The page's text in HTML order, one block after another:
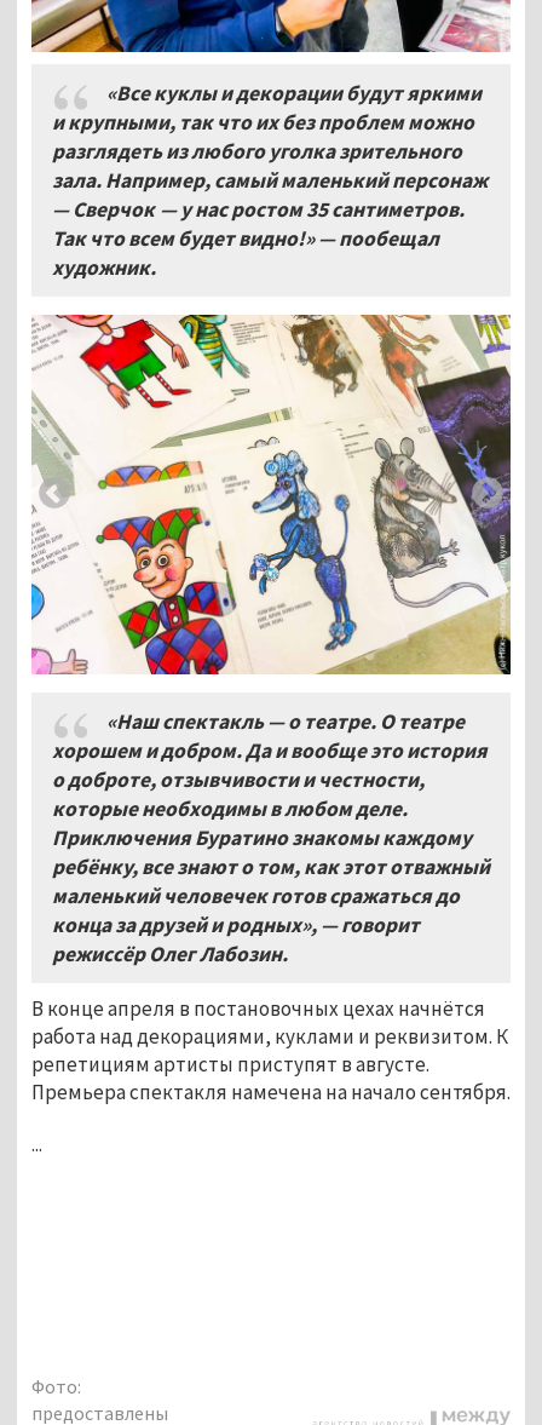
«Все куклы и декорации будут яркими
и крупными, так что их без проблем можно
разглядеть из любого уголка зрительного
зала. Например, самый маленький персонаж
— Сверчок — у нас ростом 35 сантиметров.
Так что всем будет видно!» — пообещал
художник.
«Наш спектакль — о театре. О театре
хорошем и добром. Да и вообще это история
о доброте, отзывчивости и честности,
которые необходимы в любом деле.
Приключения Буратино знакомы каждому
ребёнку, все знают о том, как этот отважный
маленький человечек готов сражаться до
конца за друзей и родных», — говорит
режиссёр Олег Лабозин.
В конце апреля в постановочных цехах начнётся
работа над декорациями, куклами и реквизитом. К
репетициям артисты приступят в августе.
Премьера спектакля намечена на начало сентября.
...
Фото:
предоставлены